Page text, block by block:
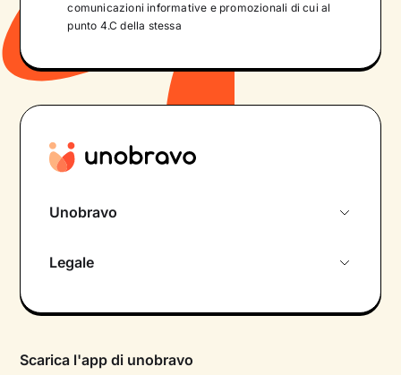
comunicazioni informative e promozionali di cui al
punto 4.C della stessa
Unobravo
Psicologo in chat
Legale
Termini e condizioni
Scarica l'app di unobravo